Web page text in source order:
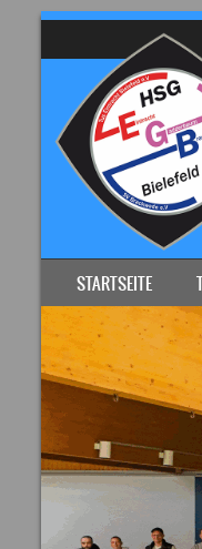
MENU
SKIP TO CONTENT
STARTSEITE